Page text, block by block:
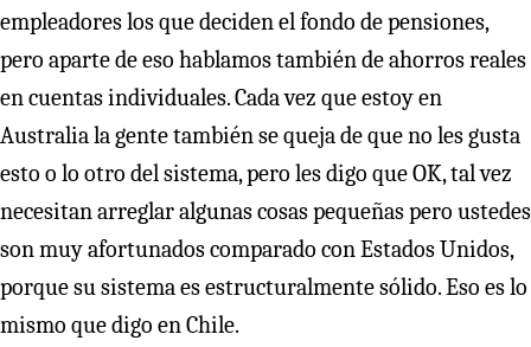
empleadores los que deciden el fondo de pensiones,
pero aparte de eso hablamos también de ahorros reales
en cuentas individuales. Cada vez que estoy en
Australia la gente también se queja de que no les gusta
esto o lo otro del sistema, pero les digo que OK, tal vez
necesitan arreglar algunas cosas pequeñas pero ustedes
son muy afortunados comparado con Estados Unidos,
porque su sistema es estructuralmente sólido. Eso es lo
mismo que digo en Chile.